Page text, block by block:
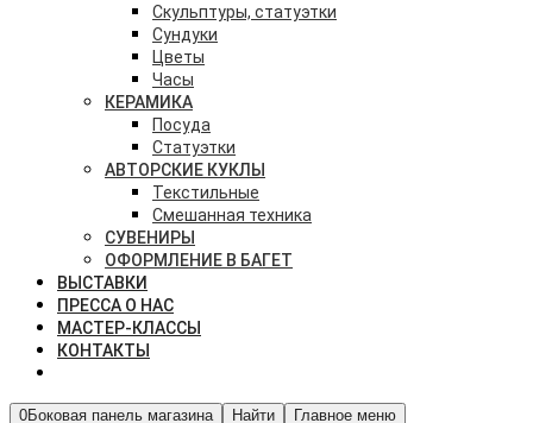
Скульптуры, статуэтки
Сундуки
Цветы
Часы
КЕРАМИКА
Посуда
Статуэтки
АВТОРСКИЕ КУКЛЫ
Текстильные
Смешанная техника
СУВЕНИРЫ
ОФОРМЛЕНИЕ В БАГЕТ
ВЫСТАВКИ
ПРЕССА О НАС
МАСТЕР-КЛАССЫ
КОНТАКТЫ
0Боковая панель магазина Найти Главное меню